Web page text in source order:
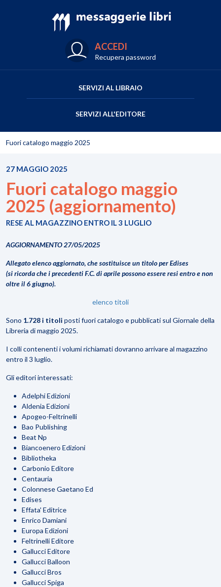
ACCEDI
Recupera password
SERVIZI AL LIBRAIO
SERVIZI ALL'EDITORE
Fuori catalogo maggio 2025
27 MAGGIO 2025
Fuori catalogo maggio
2025 (aggiornamento)
RESE AL MAGAZZINO ENTRO IL 3 LUGLIO
AGGIORNAMENTO 27/05/2025
Allegato elenco aggiornato, che sostituisce un titolo per Edises
(si ricorda che i precedenti F.C. di aprile possono essere resi entro e non
oltre il 6 giugno).
elenco titoli
Sono 1.728 i titoli posti fuori catalogo e pubblicati sul Giornale della
Libreria di maggio 2025.
I colli contenenti i volumi richiamati dovranno arrivare al magazzino
entro il 3 luglio.
Gli editori interessati:
Adelphi Edizioni
Aldenia Edizioni
Apogeo-Feltrinelli
Bao Publishing
Beat Np
Biancoenero Edizioni
Bibliotheka
Carbonio Editore
Centauria
Colonnese Gaetano Ed
Edises
Effata' Editrice
Enrico Damiani
Europa Edizioni
Feltrinelli Editore
Gallucci Editore
Gallucci Balloon
Gallucci Bros
Gallucci Spiga